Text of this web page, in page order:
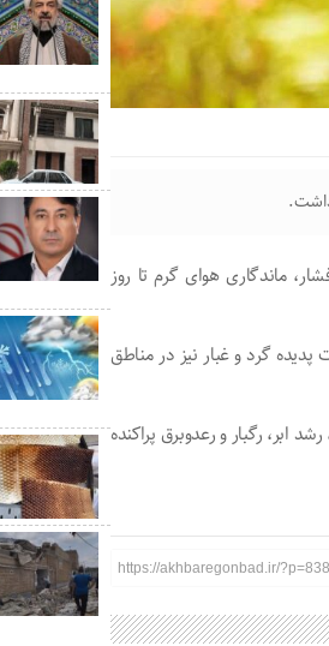
ماندگاری هوای گرم تا روز
طی این مدت پدیده گرد و غبار نیز در مناطق
ابر، رگبار و رعدوبرق پراکنده
https://akhbaregonbad.ir/